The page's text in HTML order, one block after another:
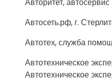
Автосеть.рф, г.
Автотех, служба
Автотехническое
Автотехническое